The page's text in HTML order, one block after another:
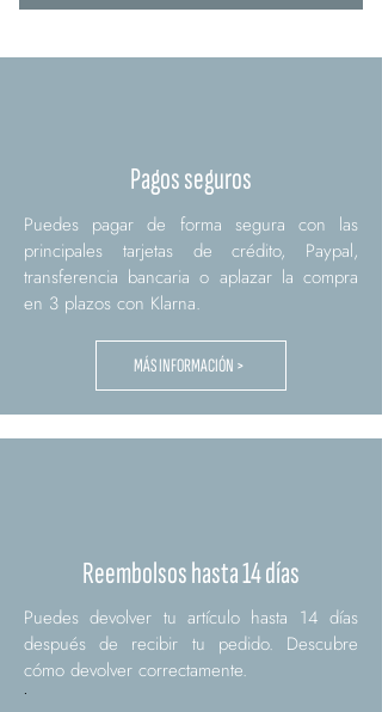
Pagos seguros
Puedes pagar de forma segura con las
principales tarjetas de crédito, Paypal,
transferencia bancaria o aplazar la compra
en 3 plazos con Klarna.
MÁS INFORMACIÓN >
Reembolsos hasta 14 días
Puedes devolver tu artículo hasta 14 días
después de recibir tu pedido. Descubre
cómo devolver correctamente.